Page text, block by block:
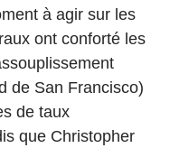
à agir sur les
ont conforté les
de San Francisco)
de taux
que Christopher